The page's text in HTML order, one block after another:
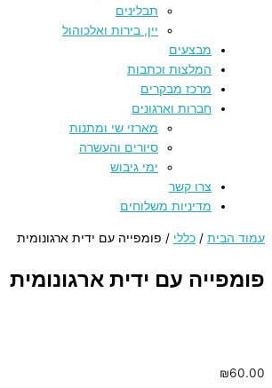
תבלינים
יין, בירות ואלכוהול
מבצעים
המלצות וכתבות
מרכז מבקרים
חברות וארגונים
מארזי שי ומתנות
סיורים והעשרה
ימי גיבוש
צרו קשר
מדיניות משלוחים
עמוד הבית / כללי / פומפייה עם ידית ארגונומית
פומפייה עם ידית ארגונומית
₪60.00